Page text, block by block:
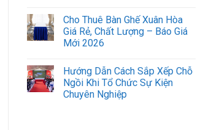
Cho Thuê Bàn Ghế Xuân Hòa
Giá Rẻ, Chất Lượng – Báo Giá
Mới 2026
Hướng Dẫn Cách Sắp Xếp Chỗ
Ngồi Khi Tổ Chức Sự Kiện
Chuyên Nghiệp